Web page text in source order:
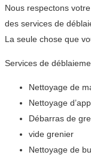
Nous respectons
des services de
La seule chose que
Services de
Nettoyage de
Nettoyage
Débarras de
vide grenier
Nettoyage de